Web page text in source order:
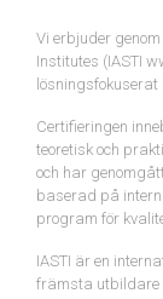
Vi erbjuder
Institutes (IASTI
Certifieringen
teoretisk och
och har
baserad på
program för
IASTI är en
främsta utbildare